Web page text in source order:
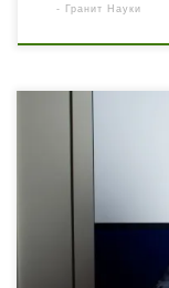
- Гранит Науки
Ален Эренберг
психоаналитик.
клинической
посвящена
ее взаимосвязи
поделиться